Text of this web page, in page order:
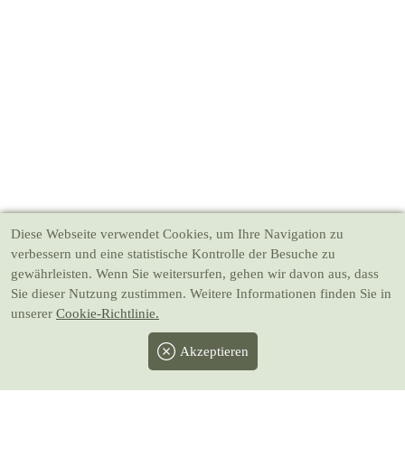
Diese Webseite verwendet Cookies, um Ihre Navigation zu
verbessern und eine statistische Kontrolle der Besuche zu
gewährleisten. Wenn Sie weitersurfen, gehen wir davon aus, dass
Sie dieser Nutzung zustimmen. Weitere Informationen finden Sie in
unserer Cookie-Richtlinie.
Akzeptieren